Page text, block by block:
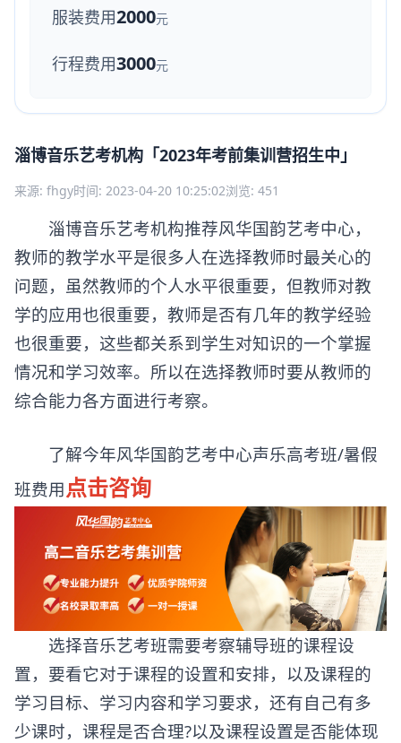
服装费用2000元
行程费用3000元
淄博音乐艺考机构「2023年考前集训营招生中」
来源: fhgy时间: 2023-04-20 10:25:02浏览: 451
淄博音乐艺考机构推荐风华国韵艺考中心，
教师的教学水平是很多人在选择教师时最关心的
问题，虽然教师的个人水平很重要，但教师对教
学的应用也很重要，教师是否有几年的教学经验
也很重要，这些都关系到学生对知识的一个掌握
情况和学习效率。所以在选择教师时要从教师的
综合能力各方面进行考察。
了解今年风华国韵艺考中心声乐高考班/暑假
班费用点击咨询
选择音乐艺考班需要考察辅导班的课程设
置，要看它对于课程的设置和安排，以及课程的
学习目标、学习内容和学习要求，还有自己有多
少课时，课程是否合理?以及课程设置是否能体现